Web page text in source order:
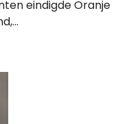
eindigde Oranje